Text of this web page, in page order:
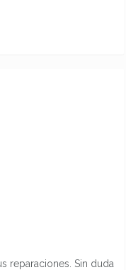
reparaciones. Sin duda